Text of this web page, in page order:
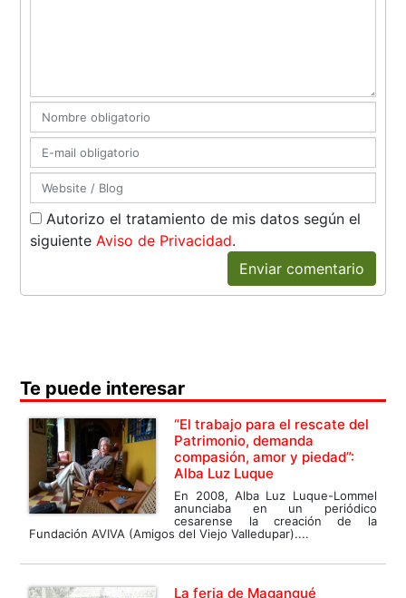
Autorizo el tratamiento de mis datos según el
siguienteAviso de Privacidad.
Enviar comentario
Te puede interesar
“El trabajo para el rescate del
Patrimonio, demanda
compasión, amor y piedad”:
Alba Luz Luque
En 2008, Alba Luz Luque-Lommel
anunciaba en un periódico
cesarense la creación de la
Fundación AVIVA (Amigos del Viejo Valledupar)....
La feria de Magangué